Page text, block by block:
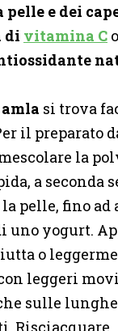
pelle e dei
di vitamina C
si trova
il preparato
la
a seconda
pelle, fino
uno yogurt.
o
leggeri
sulle
Risciacquare